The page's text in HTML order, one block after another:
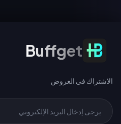
الاشتراك في العروضBuffget
الاشتراك في العروض